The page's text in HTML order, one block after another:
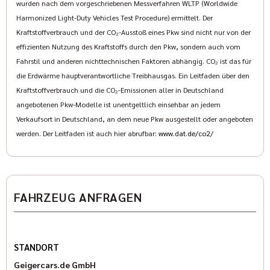
Sportsitze
• Sportliche rote Sicherheitsgurte
• Google Built-In Infotainment & AKG 16-Lautsprecher
Premium-Sound
•Zusatzausstattung:
•V8V Sport Paket(Straffere Federraten, Größere
Querstabilisatoren, Aggressivere Spur- und
Sturzeinstellungen möglich, Überarbeitete MagneRide-
Dämpfer, Neu kalibrierte Lenkung, Überarbeitetes
elektronisches Sperrdifferential (ELSD), Verbesserte
Fahrwerksregelung für Track-Performance, Carbon-
Kameraansicht, Surround Vision Recorder,
Videoaufzeichnung der Außenkameras, 12” HD-
wurden nach dem vorgeschriebenen Messverfahren WLTP (Worldwide
Harmonized Light-Duty Vehicles Test Procedure) ermittelt. Der
Kraftstoffverbrauch und der CO₂-Ausstoß eines Pkw sind nicht nur von der
effizienten Nutzung des Kraftstoffs durch den Pkw, sondern auch vom
Fahrstil und anderen nichttechnischen Faktoren abhängig. CO₂ ist das für
die Erdwärme hauptverantwortliche Treibhausgas. Ein Leitfaden über den
Kraftstoffverbrauch und die CO₂-Emissionen aller in Deutschland
angebotenen Pkw-Modelle ist unentgeltlich einsehbar an jedem
Verkaufsort in Deutschland, an dem neue Pkw ausgestellt oder angeboten
werden. Der Leitfaden ist auch hier abrufbar: www.dat.de/co2/
FAHRZEUG ANFRAGEN
STANDORT
Geigercars.de GmbH